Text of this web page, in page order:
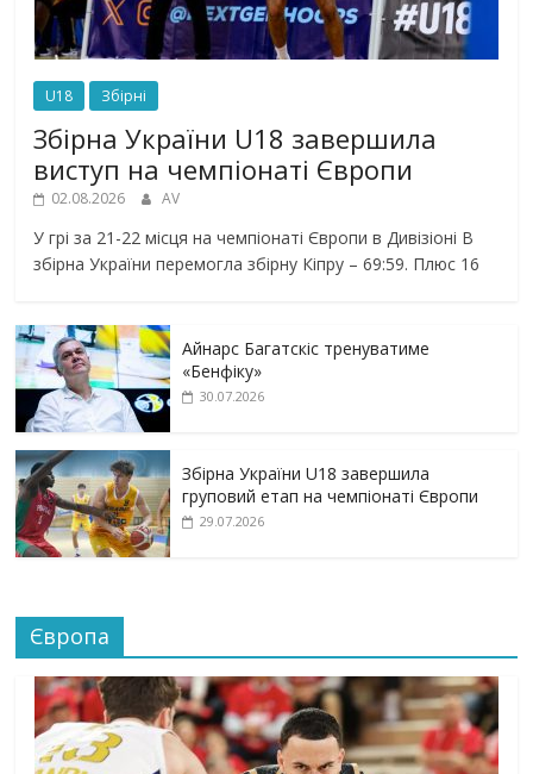
U18 Збірні
Збірна України U18 завершила
виступ на чемпіонаті Європи
02.08.2026 AV
У грі за 21-22 місця на чемпіонаті Європи в Дивізіоні В
збірна України перемогла збірну Кіпру – 69:59. Плюс 16
Айнарс Багатскіс тренуватиме
«Бенфіку»
30.07.2026
Збірна України U18 завершила
груповий етап на чемпіонаті Європи
29.07.2026
Європа